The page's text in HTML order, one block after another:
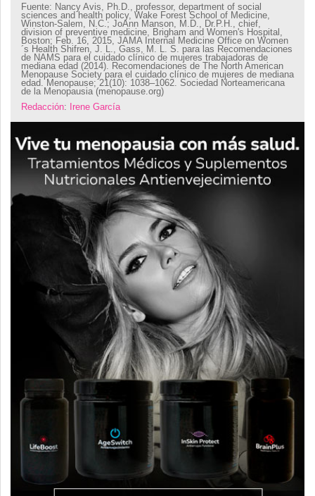
Fuente: Nancy Avis, Ph.D., professor, department of social
sciences and health policy, Wake Forest School of Medicine,
Winston-Salem, N.C.; JoAnn Manson, M.D., Dr.P.H., chief,
division of preventive medicine, Brigham and Women's Hospital,
Boston; Feb. 16, 2015, JAMA Internal Medicine Office on Women
´s Health Shifren, J. L., Gass, M. L. S. para las Recomendaciones
de NAMS para el cuidado clínico de mujeres trabajadoras de
mediana edad (2014). Recomendaciones de The North American
Menopause Society para el cuidado clínico de mujeres de mediana
edad. Menopause; 21(10): 1038–1062. Sociedad Norteamericana
de la Menopausia (menopause.org)
Redacción: Irene García